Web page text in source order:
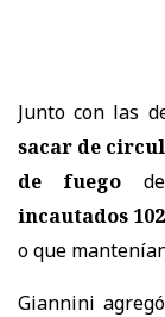
Junto con las
sacar de
de fuego
incautados
o que
Giannini